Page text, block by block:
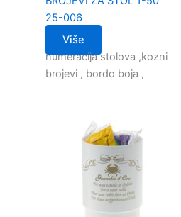
25-006
Više
numeracija stolova ,kozni
brojevi , bordo boja ,